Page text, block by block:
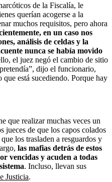
de la Fiscalía, le
querían acogerse a la
muchos requisitos, pero ahora
en un caso nos
análisis de celdas y la
nunca se había movido
el juez negó el cambio de sitio
dijo el funcionario,
está sucediendo. Porque hay
que realizar muchas veces un
jueces de que los capos colados
los trasladen a resguardos y
las mafias detrás de estos
vencidas y acuden a todas
. Incluso, llevan sus
Justicia.